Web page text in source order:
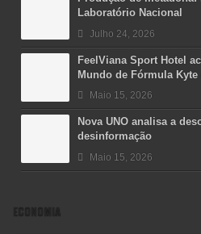
Laboratório Nacional
Julho 24, 2026
FeelViana Sport Hotel
Mundo de Fórmula
Maio 15, 2026
Nova UNO analisa a
desinformação
Maio 15, 2026
ECONOMIA